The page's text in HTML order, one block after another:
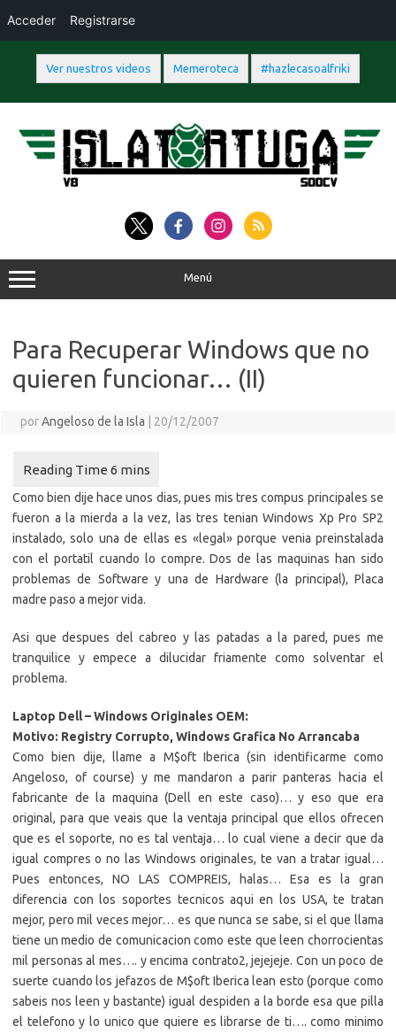
Ver nuestros videos Memeroteca #hazlecasoalfriki
contenido
Menú
Para Recuperar Windows que no
quieren funcionar… (II)
porAngeloso de la Isla 20/12/2007
Como bien dije hace unos dias, pues mis tres compus principales se
fueron a la mierda a la vez, las tres tenian Windows Xp Pro SP2
instalado, solo una de ellas es «legal» porque venia preinstalada
con el portatil cuando lo compre. Dos de las maquinas han sido
problemas de Software y una de Hardware (la principal), Placa
madre paso a mejor vida.
Asi que despues del cabreo y las patadas a la pared, pues me
tranquilice y empece a dilucidar friamente como solventar el
problema.
Laptop Dell – Windows Originales OEM:
Motivo: Registry Corrupto, Windows Grafica No Arrancaba
Como bien dije, llame a M$oft Iberica (sin identificarme como
Angeloso, of course) y me mandaron a parir panteras hacia el
fabricante de la maquina (Dell en este caso)… y eso que era
original, para que veais que la ventaja principal que ellos ofrecen
que es el soporte, no es tal ventaja… lo cual viene a decir que da
igual compres o no las Windows originales, te van a tratar igual…
Pues entonces, NO LAS COMPREIS, halas… Esa es la gran
diferencia con los soportes tecnicos aqui en los USA, te tratan
mejor, pero mil veces mejor… es que nunca se sabe, si el que llama
tiene un medio de comunicacion como este que leen chorrocientas
mil personas al mes…. y encima contrato2, jejejeje. Con un poco de
suerte cuando los jefazos de M$oft Iberica lean esto (porque como
sabeis nos leen y bastante) igual despiden a la borde esa que pilla
el telefono y lo unico que quiere es librarse de ti…. como minimo
Acceder Registrarse